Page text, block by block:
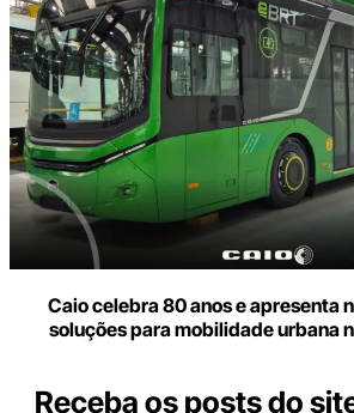
Caio celebra 80 anos e apresenta
soluções para mobilidade urbana
Receba os posts do